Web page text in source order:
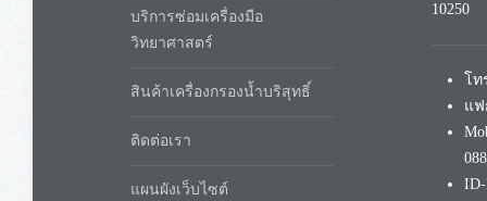
บริการซ่อมเครื่องมือ
วิทยาศาสตร์
สินค้าเครื่องกรองน้ำบริสุทธิ์
ติดต่อเรา
แผนผังเว็บไซต์
10250
โท
แฟ
ID-